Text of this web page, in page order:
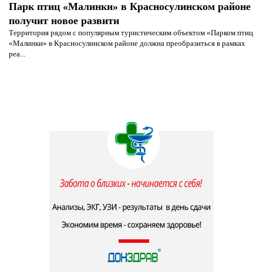
Парк птиц «Малинки» в Красносулинском районе
получит новое развити
Территория рядом с популярным туристическим объектом «Парком птиц
«Малинки» в Красносулинском районе должна преобразиться в рамках
реа...